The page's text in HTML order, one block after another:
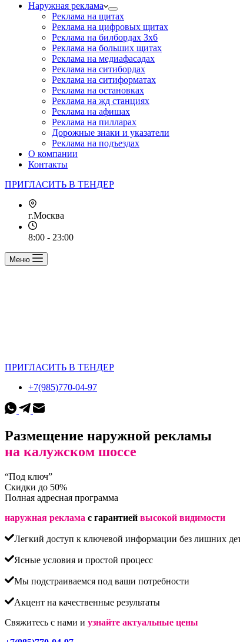
Наружная реклама
Реклама на щитах
Реклама на цифровых щитах
Реклама на билбордах 3х6
Реклама на больших щитах
Реклама на медиафасадах
Реклама на ситибордах
Реклама на ситиформатах
Реклама на остановках
Реклама на жд станциях
Реклама на афишах
Реклама на пилларах
Дорожные знаки и указатели
Реклама на подъездах
О компании
Контакты
ПРИГЛАСИТЬ В ТЕНДЕР
г.Москва
8:00 - 23:00
Меню
ПРИГЛАСИТЬ В ТЕНДЕР
+7(985)770-04-97
Размещение наружной рекламы
на калужском шоссе
“Под ключ”
Скидки до 50%
Полная адресная программа
наружная реклама с гарантией высокой видимости
Легкий доступ к ключевой информации без лишних
Ясные условия и простой процесс
Мы подстраиваемся под ваши потребности
Акцент на качественные результаты
Свяжитесь с нами и узнайте актуальные цены